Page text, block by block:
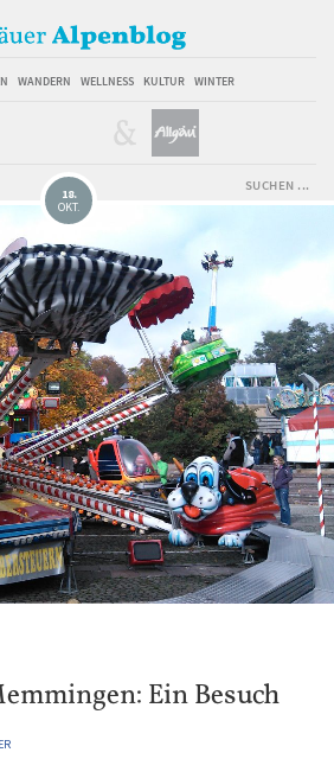
WANDERN WELLNESS KULTUR WINTER
18.
OKT.
Ein Besuch